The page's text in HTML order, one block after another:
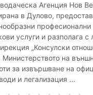
Агенция Нов
в Дулово,
професионални
услуги и разполага с
„Консулски
на
за извършване на
и легализация ...